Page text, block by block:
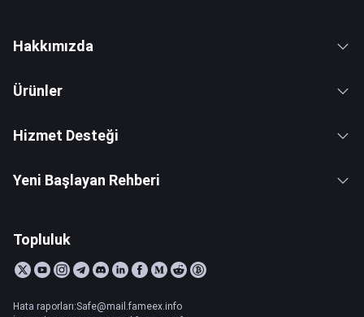
Hakkımızda
Ürünler
Hizmet Desteği
Yeni Başlayan Rehberi
Topluluk
Hata raporları:Safe@mail.fameex.info